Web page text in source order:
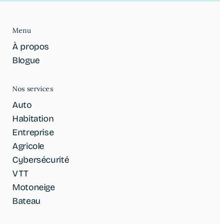
Menu
À propos
Blogue
Nos services
Auto
Habitation
Entreprise
Agricole
Cybersécurité
VTT
Motoneige
Bateau